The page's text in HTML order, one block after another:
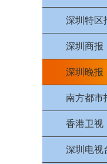
深圳特区
深圳商报
深圳晚报
南方都市
香港卫视
深圳电视